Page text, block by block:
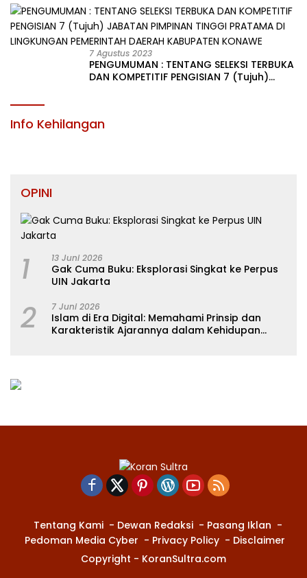
LINGKUNGAN PEMERINTAH DAERAH
KABUPATEN KONAWE
7 Agustus 2023
PENGUMUMAN : TENTANG SELEKSI TERBUKA
DAN KOMPETITIF PENGISIAN 7 (Tujuh)
Info Kehilangan
OPINI
1 13 Juni 2026
Gak Cuma Buku: Eksplorasi Singkat ke Perpus
UIN Jakarta
2 7 Juni 2026
Islam di Era Digital: Memahami Prinsip dan
Karakteristik Ajarannya dalam Kehidupan
Tentang Kami Dewan Redaksi
Pasang Iklan
Pedoman Media Cyber
Privacy Policy
Disclaimer
Copyright - KoranSultra.com